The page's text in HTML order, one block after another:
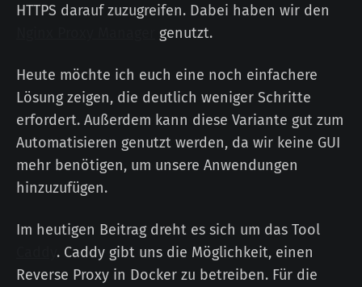
HTTPS darauf zuzugreifen. Dabei haben wir den
genutzt.
Heute möchte ich euch eine noch einfachere
Lösung zeigen, die deutlich weniger Schritte
erfordert. Außerdem kann diese Variante gut zum
Automatisieren genutzt werden, da wir keine GUI
mehr benötigen, um unsere Anwendungen
hinzuzufügen.
Im heutigen Beitrag dreht es sich um das Tool
. Caddy gibt uns die Möglichkeit, einen
Reverse Proxy in Docker zu betreiben. Für die